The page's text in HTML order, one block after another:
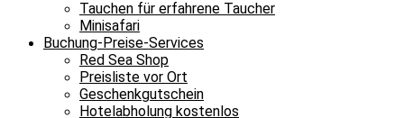
Tauchen für erfahrene Taucher
Minisafari
Buchung-Preise-Services
Red Sea Shop
Preisliste vor Ort
Geschenkgutschein
Hotelabholung kostenlos